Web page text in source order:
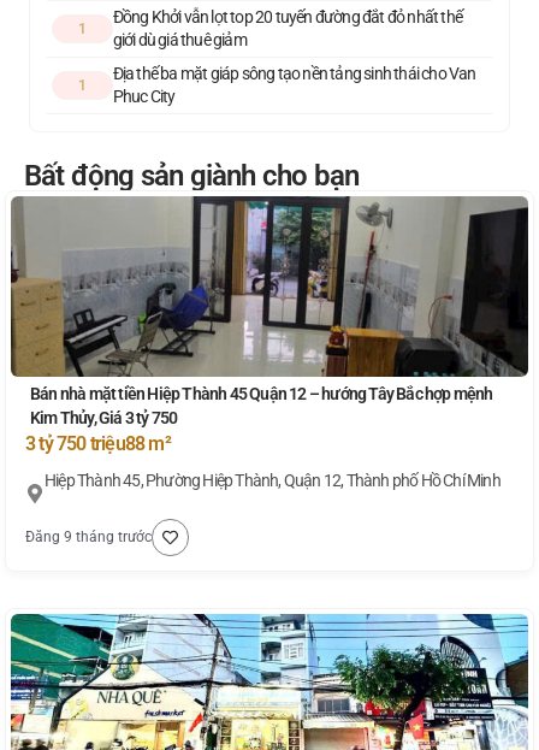
1
Đồng Khởi vẫn lọt top 20 tuyến đường đắt đỏ nhất thế
giới dù giá thuê giảm
1
Địa thế ba mặt giáp sông tạo nền tảng sinh thái cho Van
Phuc City
Bất động sản giành cho bạn
Bán nhà mặt tiền Hiệp Thành 45 Quận 12 – hướng Tây Bắc hợp mệnh
Kim Thủy, Giá 3 tỷ 750
3 tỷ 750 triệu88 m²
Hiệp Thành 45, Phường Hiệp Thành, Quận 12, Thành phố Hồ Chí Minh
Đăng 9 tháng trước